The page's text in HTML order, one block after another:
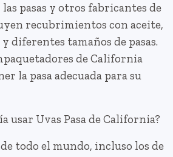
pasas y otros fabricantes de
recubrimientos con aceite,
diferentes tamaños de pasas.
de California
la pasa adecuada para su
usar Uvas Pasa de California?
todo el mundo, incluso los de